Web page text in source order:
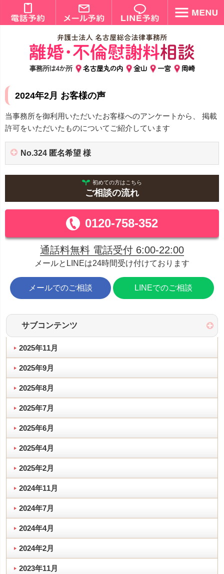
事務所は4か所 名古屋丸の内 金山 一宮 岡崎
2024年2月 お客様の声
当事務所を御利用いただいたお客様へのアンケートから、 掲載
許可をいただいたものについてご紹介しています
No.324 匿名希望 様
初めての方はこちら
ご相談の流れ
0120-758-352
通話料無料 電話受付 6:00-22:00
メールとLINEは24時間受け付けております
メールでのご相談 LINEでのご相談
サブコンテンツ
2025年11月
2025年9月
2025年8月
2025年7月
2025年6月
2025年4月
2025年2月
2024年11月
2024年7月
2024年4月
2024年2月
2023年11月